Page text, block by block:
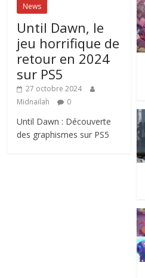
News
Until Dawn, le
jeu horrifique de
retour en 2024
sur PS5
27 octobre 2024
Midnailah
0
Until Dawn : Découverte
des graphismes sur PS5